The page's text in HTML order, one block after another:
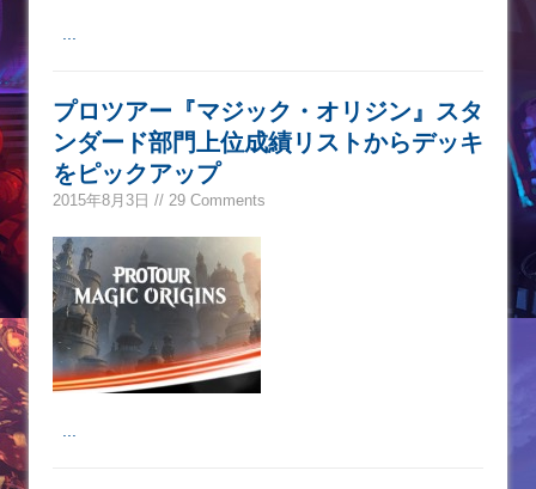
プロツアー『マジック・オリジン』スタ
ンダード部門上位成績リストからデッキ
をピックアップ
2015年8月3日 // 29 Comments